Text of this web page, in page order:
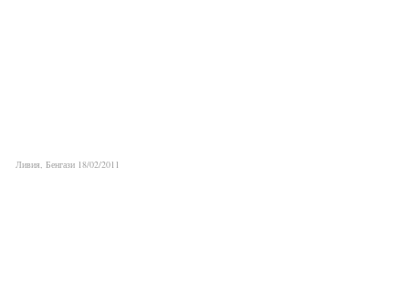
Ливия, Бенгази 18/02/2011